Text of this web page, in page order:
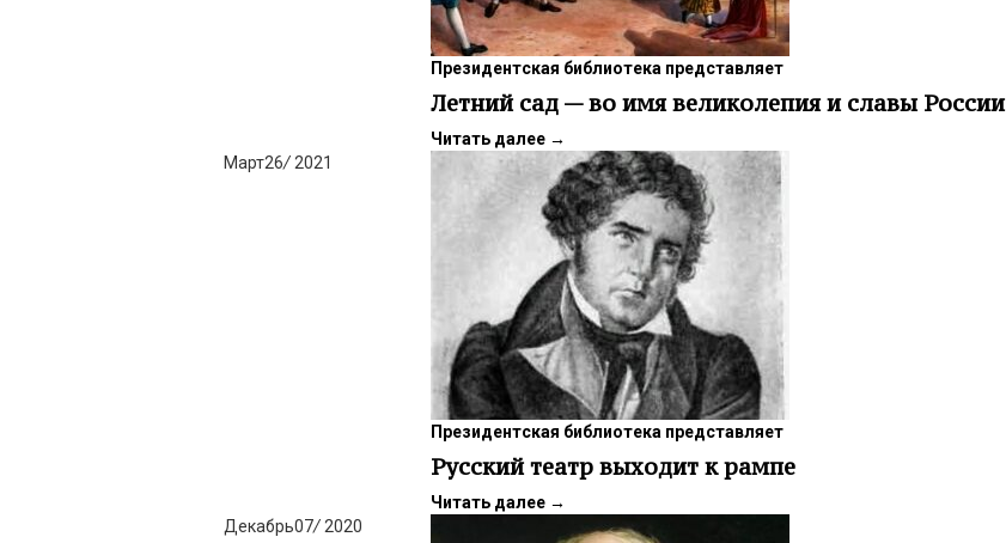
Президентская библиотека представляет
Летний сад — во имя великолепия и славы России
Читать далее →
Март26/ 2021
Президентская библиотека представляет
Русский театр выходит к рампе
Читать далее →
Декабрь07/ 2020